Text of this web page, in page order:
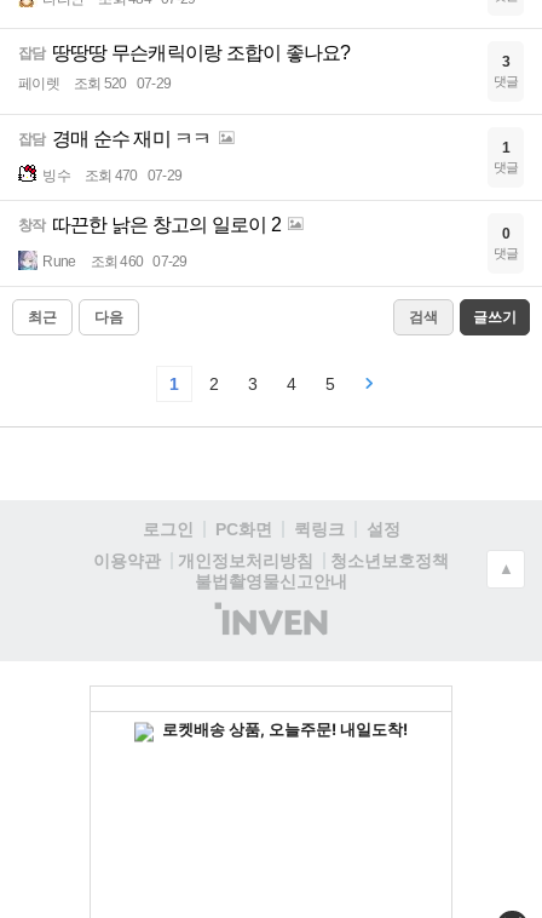
잡담 땅땅땅 무슨캐릭이랑 조합이 좋나요?
페이렛 조회 520 07-29
3
댓글
잡담 경매 순수 재미 ㅋㅋ
빙수 조회 470 07-29
1
댓글
창작 따끈한 낡은 창고의 일로이 2
Rune 조회 460 07-29
0
댓글
최근 다음 검색 글쓰기
1 2 3 4 5
로그인 PC화면 퀵링크
설정
이용약관
개인정보처리방침
청소년보호정책
불법촬영물신고안내
(주)
인
▲